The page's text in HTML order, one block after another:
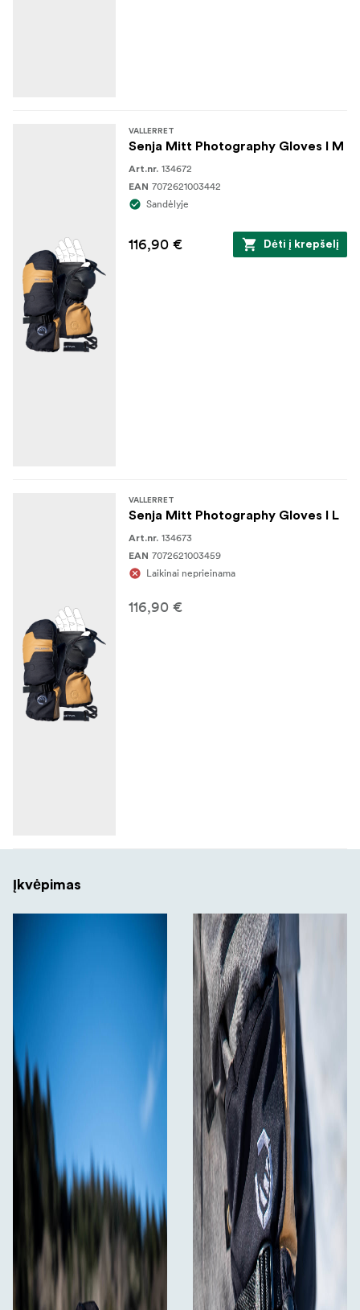
VALLERRET
Senja Mitt Photography Gloves I M
Art.nr. 134672
EAN 7072621003442
Sandėlyje
116,90 € Dėti į krepšelį
VALLERRET
Senja Mitt Photography Gloves I L
Art.nr. 134673
EAN 7072621003459
Laikinai neprieinama
116,90 €
Įkvėpimas